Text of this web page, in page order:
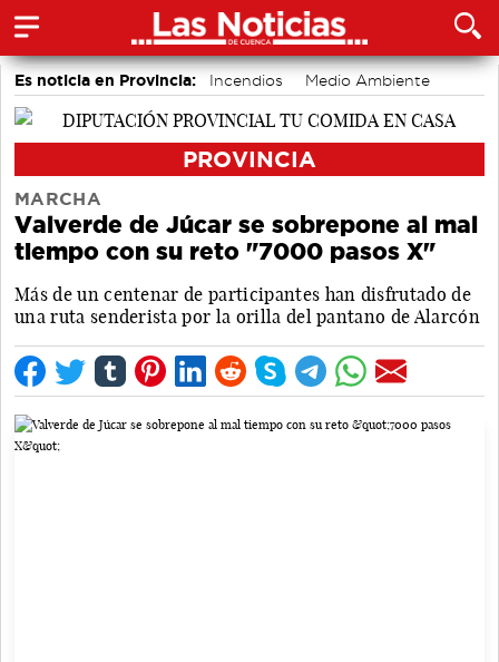
Es noticia en Provincia: Incendios
Medio Ambiente
accidentes laborales
PROVINCIA
MARCHA
Valverde de Júcar se sobrepone al mal
tiempo con su reto "7000 pasos X"
Más de un centenar de participantes han disfrutado de
una ruta senderista por la orilla del pantano de Alarcón